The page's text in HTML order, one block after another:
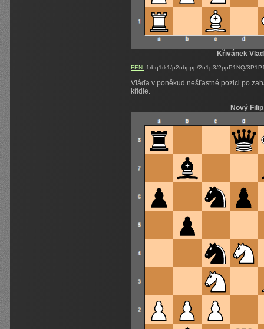
Křivánek
FEN: 1rbq1rk1/p2nbppp/2n1p3/2ppP1NQ/
Vláďa v poněkud nešťastné pozici po
křídle.
Nový